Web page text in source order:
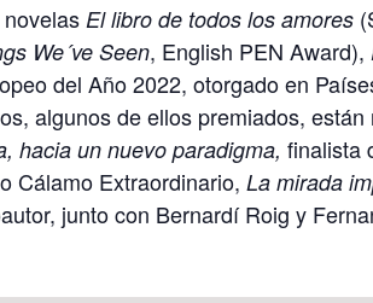
El libro de todos los amores
We´ve Seen, English PEN Award),
del Año 2022, otorgado en
algunos de ellos premiados, están
hacia un nuevo paradigma, finalista
Cálamo Extraordinario, La mirada
junto con Bernardí Roig y